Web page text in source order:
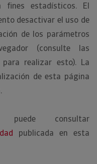
fines estadísticos. El
desactivar el uso de
de los parámetros
(consulte las
realizar esto). La
de esta página
consultar
publicada en esta